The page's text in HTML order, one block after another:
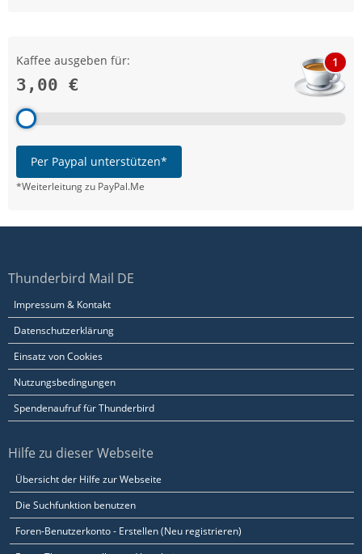
Kaffee ausgeben für:
3,00 €
1
Per Paypal unterstützen*
*Weiterleitung zu PayPal.Me
Thunderbird Mail DE
Impressum & Kontakt
Datenschutzerklärung
Einsatz von Cookies
Nutzungsbedingungen
Spendenaufruf für Thunderbird
Hilfe zu dieser Webseite
Übersicht der Hilfe zur Webseite
Die Suchfunktion benutzen
Foren-Benutzerkonto - Erstellen (Neu registrieren)